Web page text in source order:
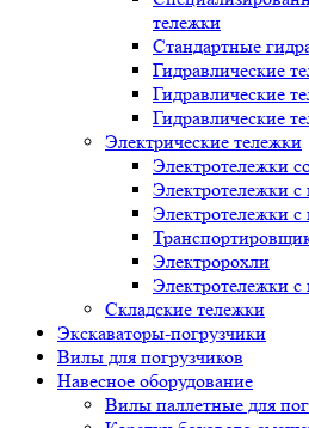
тележки
Стандартные
Гидравлические
Гидравлические
Гидравлические
Электрические тележки
Электротележки
Электротележки
Электротележки с
Электророхли
Электротележки
Складские тележки
Экскаваторы-погрузчики
Вилы для погрузчиков
Навесное оборудование
Вилы паллетные для